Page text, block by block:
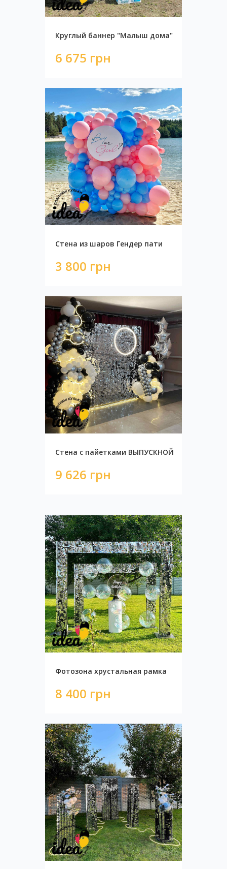
Фотозона "Первый годик!"
7 599 грн
Оформление Человек Паук
11 382 грн
Круглый баннер "Малыш дома"
6 675 грн
Стена из шаров Гендер пати
3 800 грн
Стена с пайетками ВЫПУСКНОЙ
9 626 грн
Фотозона хрустальная рамка
8 400 грн